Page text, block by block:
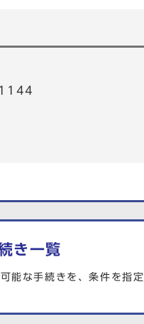
き一覧
能な手続きを、条件を指定